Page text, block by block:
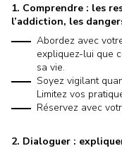
1. Comprendre : les
l’addiction, les
Abordez avec
expliquez-lui que
sa vie.
Soyez vigilant
Limitez vos
Réservez avec
2. Dialoguer :